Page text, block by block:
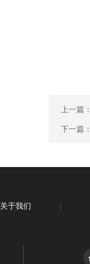
上一篇：
下一篇：
关于我们